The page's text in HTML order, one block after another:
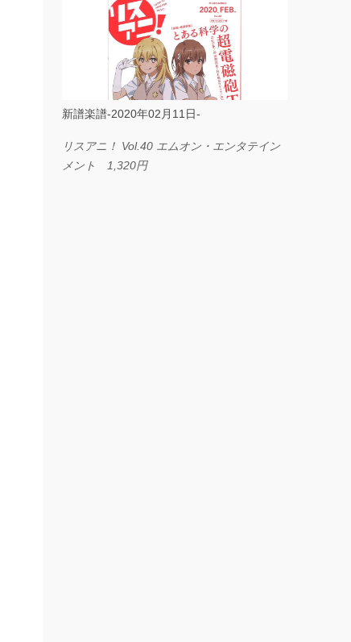
ス I LOVE．．． Official髭男dism やさしく
弾ける ピアノピース フェアリー 660円
BP2225 Kingdom of the Heavens 春畑道哉
バンドピース フェアリー 825円
新譜楽譜-2020年02月11日-
リスアニ！ Vol.40 エムオン・エンタテイン
メント 1,320円